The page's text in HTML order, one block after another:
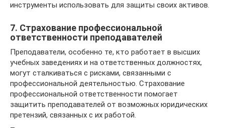
инструменты использовать для защиты своих активов.
7. Страхование профессиональной
ответственности преподавателей
Преподаватели, особенно те, кто работает в высших
учебных заведениях и на ответственных должностях,
могут сталкиваться с рисками, связанными с
профессиональной деятельностью. Страхование
профессиональной ответственности помогает
защитить преподавателей от возможных юридических
претензий, связанных с их работой.